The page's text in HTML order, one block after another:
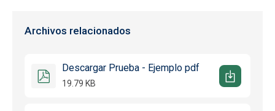
Archivos relacionados
Descargar Prueba - Ejemplo pdf
19.79 KB